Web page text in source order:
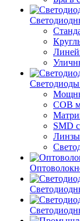
COB
SMD
Линзы